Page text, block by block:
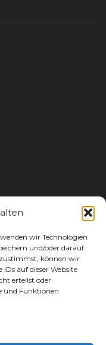
wir Technologien
und/oder darauf
können wir
auf dieser Website
erteilst oder
und Funktionen
/ Mobil